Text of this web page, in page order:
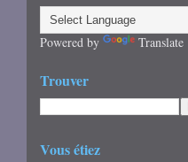
Powered by Translate
Trouver
Vous étiez